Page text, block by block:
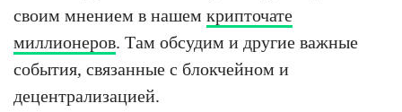
своим мнением в нашем крипточате
миллионеров. Там обсудим и другие важные
события, связанные с блокчейном и
децентрализацией.